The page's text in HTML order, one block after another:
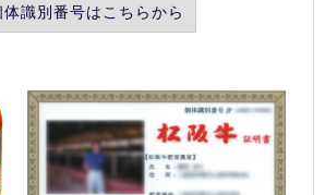
体識別番号はこちらから